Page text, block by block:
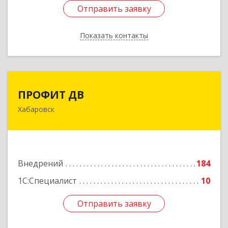
Отправить заявку
Показать контакты
Отправить заявку
Назад
ПРОФИТ ДВ
Хабаровск
Внедрений
184
1С:Специалист
10
Отправить заявку
680000, Хабаровский край, Хабаровск г,
Отправить заявку